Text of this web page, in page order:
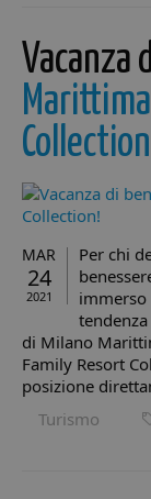
Vacanza
MAR
24
2021
Per chi
immerso
di Milano
Family Resort
posizione
Turismo